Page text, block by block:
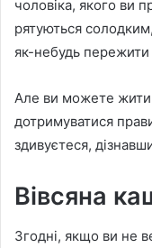
чоловіка, якого ви
рятуються
як-небудь
Але ви можете жити
дотримуватися
здивуєтеся,
Вівсяна
Згодні, якщо ви не